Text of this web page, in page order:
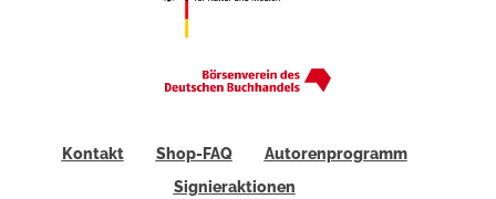
Kontakt Shop-FAQ
Autorenprogramm
Signieraktionen